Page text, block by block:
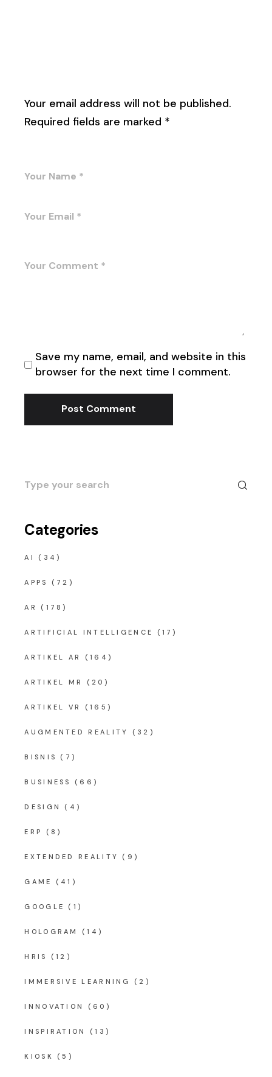
Your email address will not be published.
Required fields are marked *
Save my name, email, and website in this
browser for the next time I comment.
Post Comment
Search
for:
Categories
AI (34)
APPS (72)
AR (178)
ARTIFICIAL INTELLIGENCE (17)
ARTIKEL AR (164)
ARTIKEL MR (20)
ARTIKEL VR (165)
AUGMENTED REALITY (32)
BISNIS (7)
BUSINESS (66)
DESIGN (4)
ERP (8)
EXTENDED REALITY (9)
GAME (41)
GOOGLE (1)
HOLOGRAM (14)
HRIS (12)
IMMERSIVE LEARNING (2)
INNOVATION (60)
INSPIRATION (13)
KIOSK (5)